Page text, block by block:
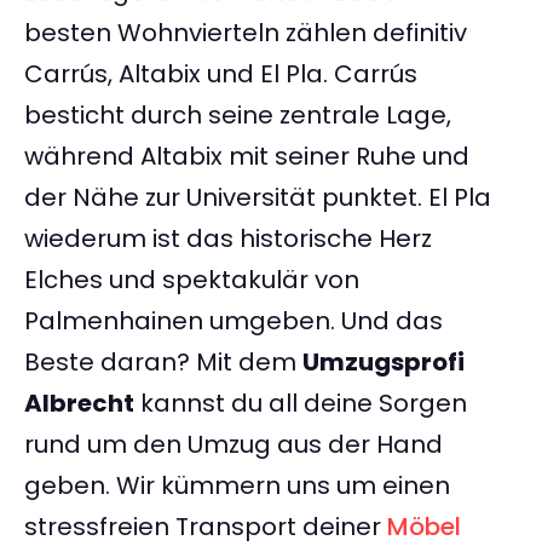
besten Wohnvierteln zählen definitiv
Carrús, Altabix und El Pla. Carrús
besticht durch seine zentrale Lage,
während Altabix mit seiner Ruhe und
der Nähe zur Universität punktet. El Pla
wiederum ist das historische Herz
Elches und spektakulär von
Palmenhainen umgeben. Und das
Beste daran? Mit dem Umzugsprofi
Albrecht kannst du all deine Sorgen
rund um den Umzug aus der Hand
geben. Wir kümmern uns um einen
stressfreien Transport deiner Möbel